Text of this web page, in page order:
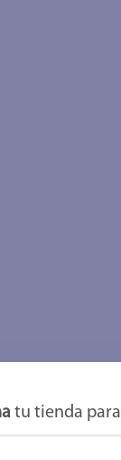
tu tienda para